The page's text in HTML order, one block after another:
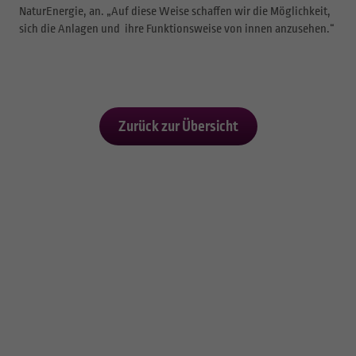
NaturEnergie, an. „Auf diese Weise schaffen wir die Möglichkeit,
sich die Anlagen und ihre Funktionsweise von innen anzusehen.“
Zurück zur Übersicht